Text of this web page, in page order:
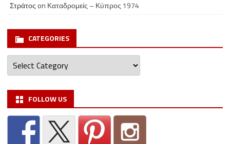
Στράτος on Καταδρομείς – Κύπρος 1974
CATEGORIES
Categories
FOLLOW US